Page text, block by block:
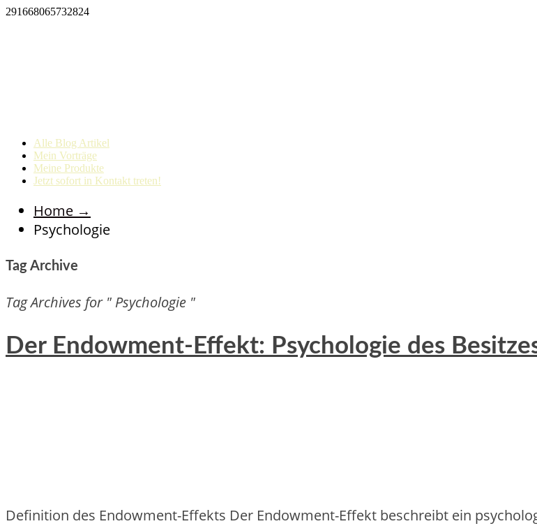
291668065732824
Alle Blog Artikel
Mein Vorträge
Meine Produkte
Jetzt sofort in Kontakt treten!
Home →
Psychologie
Tag Archive
Tag Archives for " Psychologie "
Der Endowment-Effekt: Psychologie des
Definition d‬es Endowment-Effekts D‬er Endowment-Effekt beschreibt e‬in